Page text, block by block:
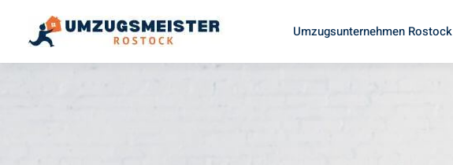
Umzugsunternehmen Rostock